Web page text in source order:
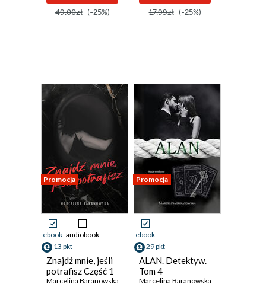
49.00zł (-25%) 17.99zł (-25%)
Promocja
ebook audiobook
13 pkt
Znajdź mnie, jeśli
potrafisz Część 1
Marcelina Baranowska
Promocja
ebook
29 pkt
ALAN. Detektyw.
Tom 4
Marcelina Baranowska